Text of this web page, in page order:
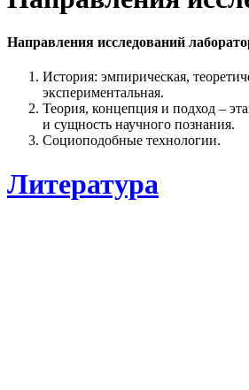
Направления исследований
История: эмпирическая,
экспериментальная.
Теория, концепция и подход –
и сущность научного познания.
Социоподобные технологии.
Литература